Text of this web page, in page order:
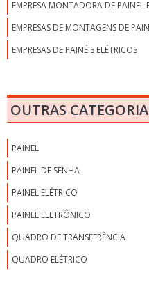
EMPRESA MONTADORA DE PAINEL
EMPRESAS DE MONTAGENS DE
EMPRESAS DE PAINÉIS ELÉTRICOS
EMPRESAS MONTADORAS DE
EMPRESAS MONTADORAS DE
OUTRAS
PAINEL
PAINEL DE SENHA
PAINEL ELÉTRICO
PAINEL ELETRÔNICO
QUADRO DE TRANSFERÊNCIA
QUADRO ELÉTRICO